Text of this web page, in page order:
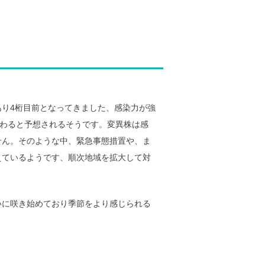
4桁目前となってきました、感染力が強
ると予想されるそうです。変異株は感
。そのような中、緊急事態措置や、ま
いるようです、順次地域を拡大して対
咲き始めており季節をより感じられる